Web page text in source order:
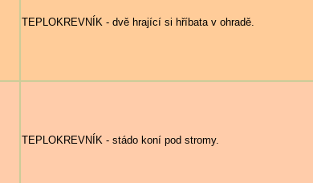
TEPLOKREVNÍK - dvě hrající si hříbata v ohradě.
TEPLOKREVNÍK - stádo koní pod stromy.